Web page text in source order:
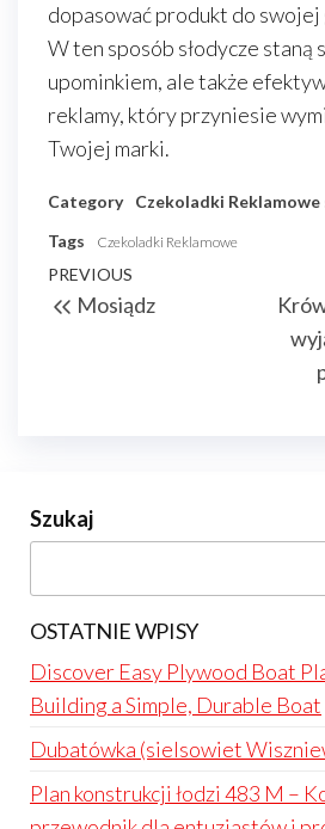
dopasować produkt do
W ten sposób słodycze staną
upominkiem, ale także
reklamy, który przyniesie
Twojej marki.
Category Czekoladki Reklamowe
Tags
Czekoladki Reklamowe
Nawigacja
wpisu
Previous
Post
PREVIOUS
Mosiądz
Szukaj
OSTATNIE WPISY
Discover Easy Plywood Boat
Building a Simple, Durable Boat
Dubatówka (sielsowiet
Plan konstrukcji łodzi 483 M –